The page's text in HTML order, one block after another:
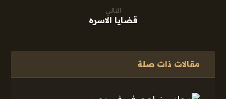
التالي
قضايا الاسره
مقالات ذات صلة